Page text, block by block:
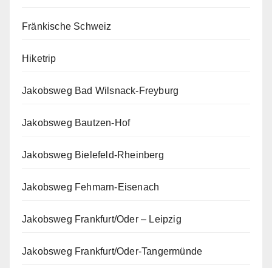
Fränkische Schweiz
Hiketrip
Jakobsweg Bad Wilsnack-Freyburg
Jakobsweg Bautzen-Hof
Jakobsweg Bielefeld-Rheinberg
Jakobsweg Fehmarn-Eisenach
Jakobsweg Frankfurt/Oder – Leipzig
Jakobsweg Frankfurt/Oder-Tangermünde